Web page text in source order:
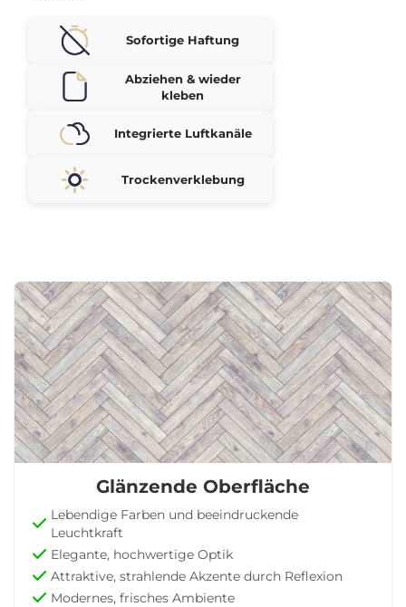
Sofortige Haftung
Abziehen & wieder
kleben
Integrierte Luftkanäle
Trockenverklebung
Glänzende Oberfläche
Lebendige Farben und beeindruckende
Leuchtkraft
Elegante, hochwertige Optik
Attraktive, strahlende Akzente durch Reflexion
Modernes, frisches Ambiente